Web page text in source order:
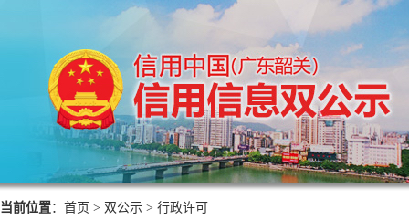
当前位置： 首页 > 双公示 > 行政许可